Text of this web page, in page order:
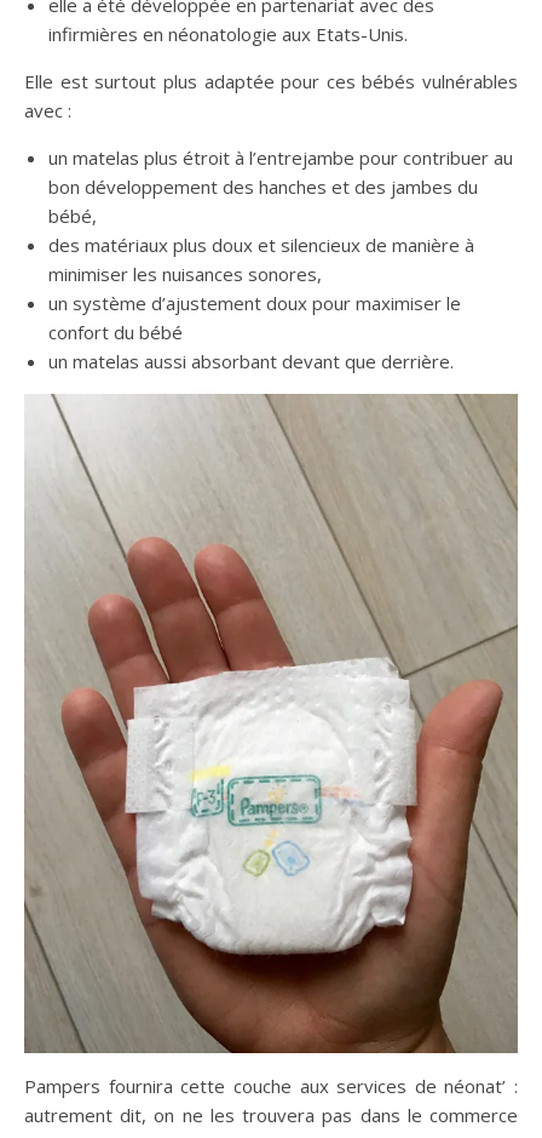
infirmières en néonatologie aux Etats-Unis.
Elle est surtout plus adaptée pour ces bébés vulnérables
avec :
un matelas plus étroit à l’entrejambe pour contribuer au
bon développement des hanches et des jambes du
bébé,
des matériaux plus doux et silencieux de manière à
minimiser les nuisances sonores,
un système d’ajustement doux pour maximiser le
confort du bébé
un matelas aussi absorbant devant que derrière.
Pampers fournira cette couche aux services de néonat’ :
autrement dit, on ne les trouvera pas dans le commerce